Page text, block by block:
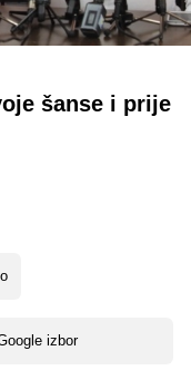
šanse i prije
izbor